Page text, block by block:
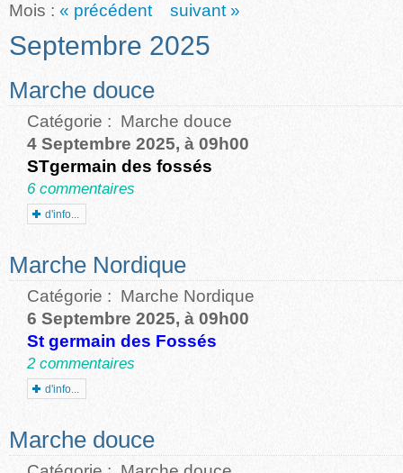
Mois : « précédent suivant »
Septembre 2025
Marche douce
Catégorie : Marche douce
4 Septembre 2025, à 09h00
STgermain des fossés
6 commentaires
d'info...
Marche Nordique
Catégorie : Marche Nordique
6 Septembre 2025, à 09h00
St germain des Fossés
2 commentaires
d'info...
Marche douce